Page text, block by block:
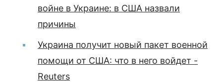
войне в Украине: в США назвали
причины
Украина получит новый пакет военной
помощи от США: что в него войдет -
Reuters